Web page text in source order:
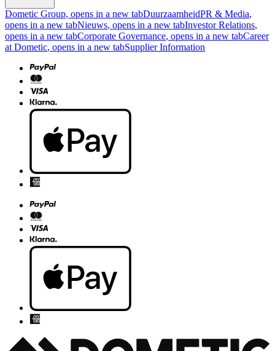
Dometic Group, opens in a new tabDuurzaamheidPR & Media,
opens in a new tabNieuws, opens in a new tabInvestor Relations,
opens in a new tabCorporate Governance, opens in a new tabCareer
at Dometic, opens in a new tabSupplier Information